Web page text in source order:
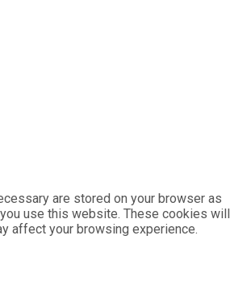
are stored on your browser as
use this website. These cookies will
affect your browsing experience.